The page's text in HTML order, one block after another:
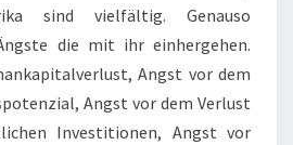
sind vielfältig. Genauso
die mit ihr einhergehen.
Angst vor dem
Angst vor dem Verlust
Investitionen, Angst vor